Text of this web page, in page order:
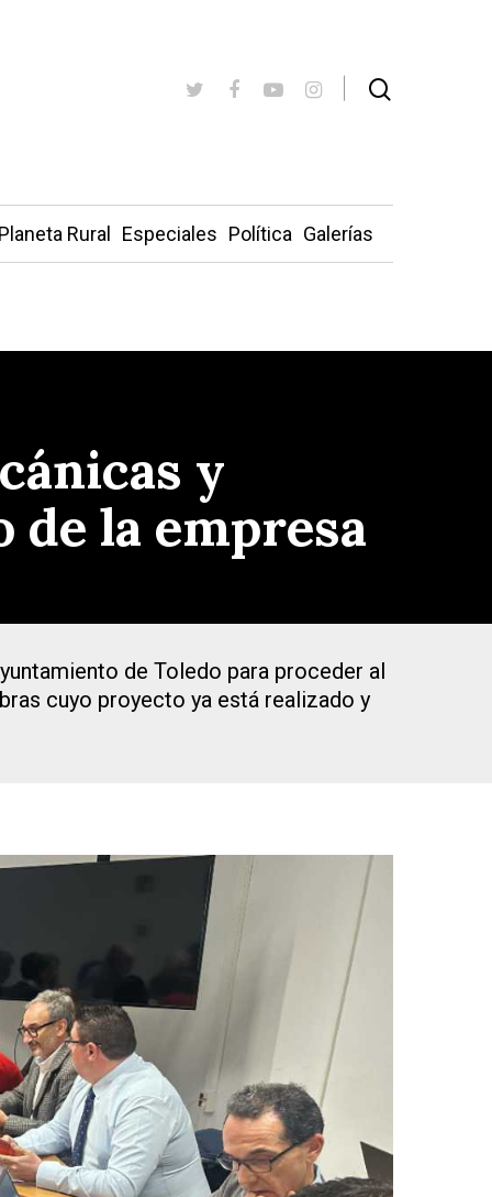
Planeta Rural Especiales Política Galerías
y
de la empresa
de Toledo para proceder al
cuyo proyecto ya está realizado y